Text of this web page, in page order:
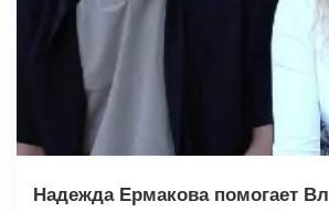
Надежда Ермакова помогает